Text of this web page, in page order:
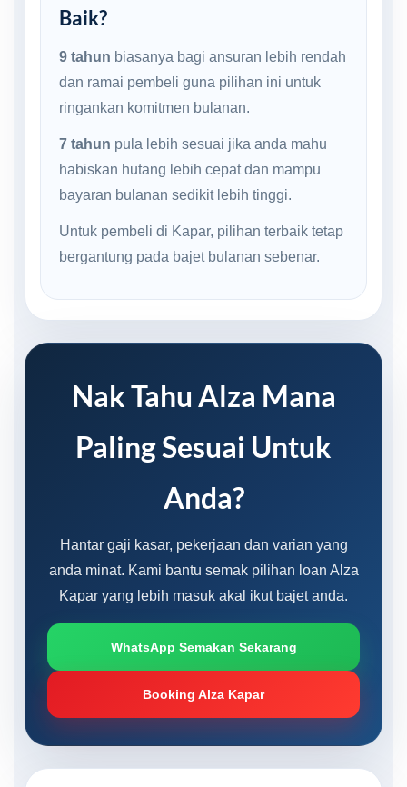
Baik?
9 tahun biasanya bagi ansuran lebih rendah
dan ramai pembeli guna pilihan ini untuk
ringankan komitmen bulanan.
7 tahun pula lebih sesuai jika anda mahu
habiskan hutang lebih cepat dan mampu
bayaran bulanan sedikit lebih tinggi.
Untuk pembeli di Kapar, pilihan terbaik tetap
bergantung pada bajet bulanan sebenar.
Nak Tahu Alza Mana
Paling Sesuai Untuk
Anda?
Hantar gaji kasar, pekerjaan dan varian yang
anda minat. Kami bantu semak pilihan loan Alza
Kapar yang lebih masuk akal ikut bajet anda.
WhatsApp Semakan Sekarang
Booking Alza Kapar